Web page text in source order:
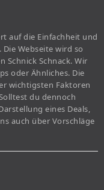
auf die Einfachheit und
Webseite wird so
Schnick Schnack. Wir
oder Ähnliches. Die
wichtigsten Faktoren
du dennoch
eines Deals,
auch über Vorschläge